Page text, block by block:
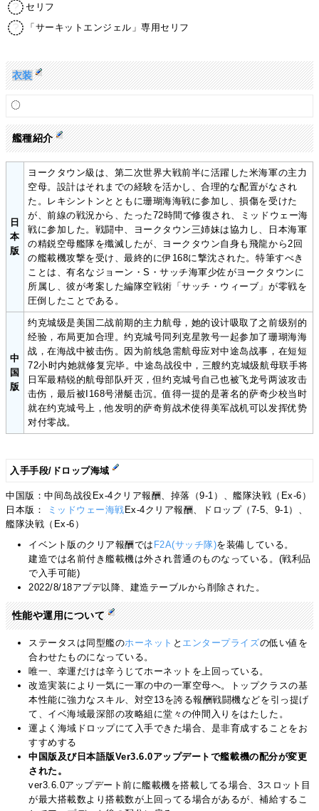
セリフ
「サーキットエンジェル」専用セリフ
衣装
艦種紹介
日
本
版
ヨークタウン級は、第二次世界大戦前半に活躍した米海軍の主力
空母。設計はそれまでの経験を活かし、合理的な配置がなされ
た。レキシントンとともに珊瑚海海戦に参加し、損傷を受けた
が、前線の戦況から、たった72時間で修復され、ミッドウェー海
戦に参加した。戦闘中、ヨークタウン三姉妹は協力し、日本海軍
の精鋭空母艦隊を殲滅したが、ヨークタウン自身も飛龍から2回
の艦載機攻撃を受け、最終的に伊168に撃沈された。特筆すべき
ことは、有名なジョーン・S・サッチ海軍少佐がヨークタウンに
所属し、彼が考案した編隊空戦術「サッチ・ウィーブ」が零戦を
圧倒したことである。
中
国
版
约克城级是美国二战前期的主力航母，她的设计吸取了之前级别的
经验，布局更加合理。约克城号同列克星敦号一起参加了珊瑚海海
战，在海战中被击伤。因为前线急需航母应对中途岛战事，在短短
72小时内她就修复完毕。中途岛战役中，三艘约克城级航母联手将
日军最精锐的航母部队歼灭，但约克城号自己也被飞龙号两波攻击
击伤，最后被I168号潜艇击沉。值得一提的是著名的萨奇少校当时
就在约克城号上，他发明的萨奇剪战术使得美军战机可以发挥优势
对付零战。
入手手段/ドロップ海域
中国版：中间岛战役Ex-4クリア報酬、掉落（9-1）、艦隊決戦（Ex-6）
日本版：
ミッドウェー海戦 Ex-4クリア報酬、ドロップ（7-5、9-1）、
艦隊決戦（Ex-6）
イベント版のクリア報酬では F2A(サッチ隊)を装備している。
建造では名前付き艦載機は外され普通のものなっている。(戦利品
で入手可能)
2022/8/18アプデ以降、建造テーブルから削除された。
性能や運用について
ステータスは同型艦のホーネット と エンタープライズの低い値を
合わせたものになっている。
唯一、幸運だけは辛うじてホーネットを上回っている。
改造実装により一気に一軍の中の一軍空母へ。トップクラスの基
本性能に強力なスキル、対空13を誇る報酬戦闘機などを引っ提げ
て、イベ海域最深部の攻略組に堂々の仲間入りをはたした。
運よく海域ドロップにて入手できた場合、是非育成することをお
すすめする
中国版及び日本語版Ver3.6.0アップデートで艦載機の配分が変更
された。
ver3.6.0アップデート前に艦載機を搭載してる場合、3スロット目
が最大搭載数より搭載数が上回ってる場合があるが、補給するこ